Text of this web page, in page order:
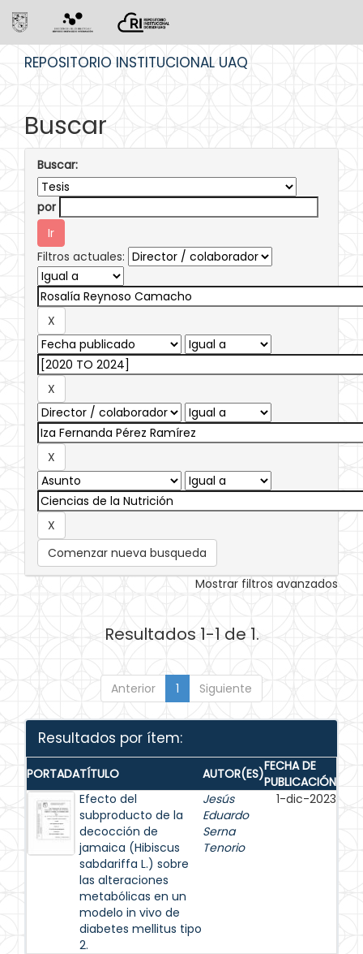
REPOSITORIO INSTITUCIONAL UAQ
Buscar
Buscar:
por
Filtros actuales:
Comenzar nueva busqueda
Mostrar filtros avanzados
Resultados 1-1 de 1.
Anterior 1 Siguiente
Resultados por ítem:
PORTADATÍTULO AUTOR(ES)FECHA DE
PUBLICACIÓN
Efecto del
subproducto de la
decocción de
jamaica (Hibiscus
sabdariffa L.) sobre
las alteraciones
metabólicas en un
modelo in vivo de
diabetes mellitus tipo
2.
Jesús
Eduardo
Serna
Tenorio
1-dic-2023